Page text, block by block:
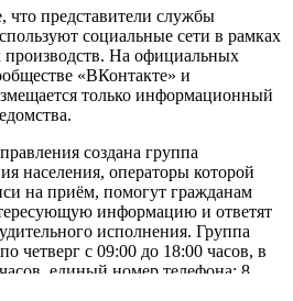
представители службы
социальные сети в рамках
производств. На официальных
«ВКонтакте» и
только информационный
создана группа
населения, операторы которой
на приём, помогут гражданам
информацию и ответят
исполнения. Группа
четверг с 09:00 до 18:00 часов, в
единый номер телефона: 8